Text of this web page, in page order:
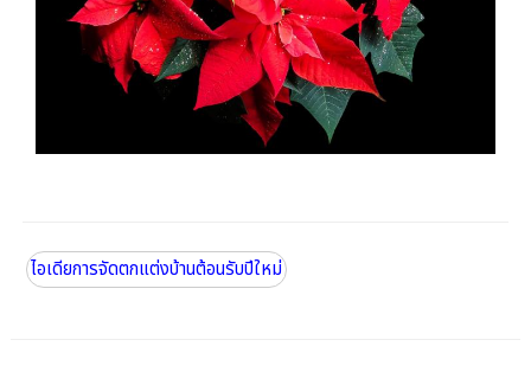
ไอเดียการจัดตกแต่งบ้านต้อนรับปีใหม่